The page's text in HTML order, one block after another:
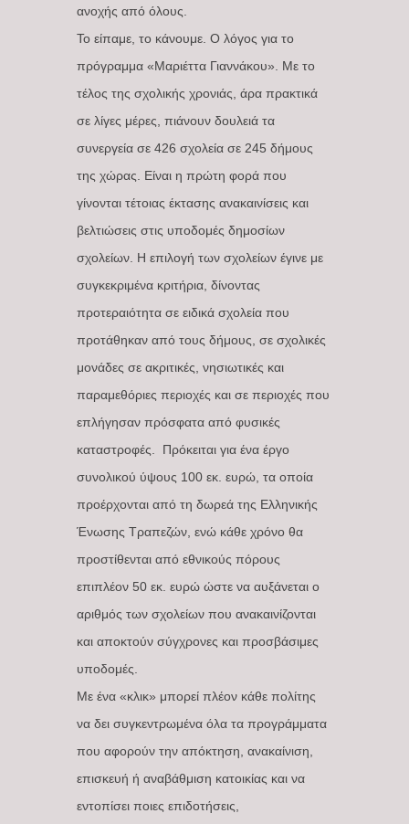
ανοχής από όλους.
Το είπαμε, το κάνουμε. Ο λόγος για το
πρόγραμμα «Μαριέττα Γιαννάκου». Με το
τέλος της σχολικής χρονιάς, άρα πρακτικά
σε λίγες μέρες, πιάνουν δουλειά τα
συνεργεία σε 426 σχολεία σε 245 δήμους
της χώρας. Είναι η πρώτη φορά που
γίνονται τέτοιας έκτασης ανακαινίσεις και
βελτιώσεις στις υποδομές δημοσίων
σχολείων. Η επιλογή των σχολείων έγινε με
συγκεκριμένα κριτήρια, δίνοντας
προτεραιότητα σε ειδικά σχολεία που
προτάθηκαν από τους δήμους, σε σχολικές
μονάδες σε ακριτικές, νησιωτικές και
παραμεθόριες περιοχές και σε περιοχές που
επλήγησαν πρόσφατα από φυσικές
καταστροφές. Πρόκειται για ένα έργο
συνολικού ύψους 100 εκ. ευρώ, τα οποία
προέρχονται από τη δωρεά της Ελληνικής
Ένωσης Τραπεζών, ενώ κάθε χρόνο θα
προστίθενται από εθνικούς πόρους
επιπλέον 50 εκ. ευρώ ώστε να αυξάνεται ο
αριθμός των σχολείων που ανακαινίζονται
και αποκτούν σύγχρονες και προσβάσιμες
υποδομές.
Με ένα «κλικ» μπορεί πλέον κάθε πολίτης
να δει συγκεντρωμένα όλα τα προγράμματα
που αφορούν την απόκτηση, ανακαίνιση,
επισκευή ή αναβάθμιση κατοικίας και να
εντοπίσει ποιες επιδοτήσεις,